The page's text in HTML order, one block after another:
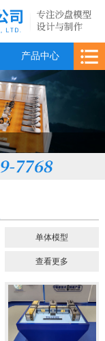
产品中心
单体模型
查看更多